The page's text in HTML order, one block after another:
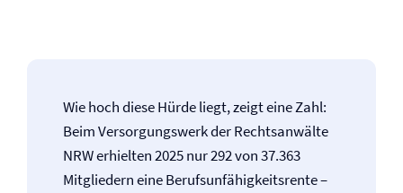
Wie hoch diese Hürde liegt, zeigt eine Zahl:
Beim Versorgungswerk der Rechtsanwälte
NRW erhielten 2025 nur 292 von 37.363
Mitgliedern eine Berufs­unfähigkeitsrente –